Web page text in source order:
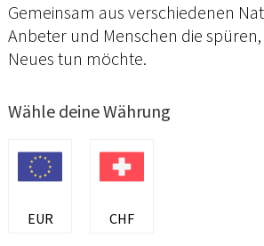
Gemeinsam aus verschiedenen
Anbeter und Menschen die
Neues tun möchte.
Wähle deine Währung
EUR CHF